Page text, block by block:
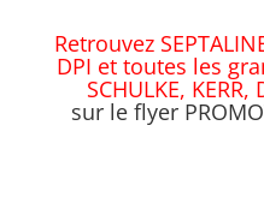
Retrouvez
DPI et toutes les
SCHULKE,
sur le flyer